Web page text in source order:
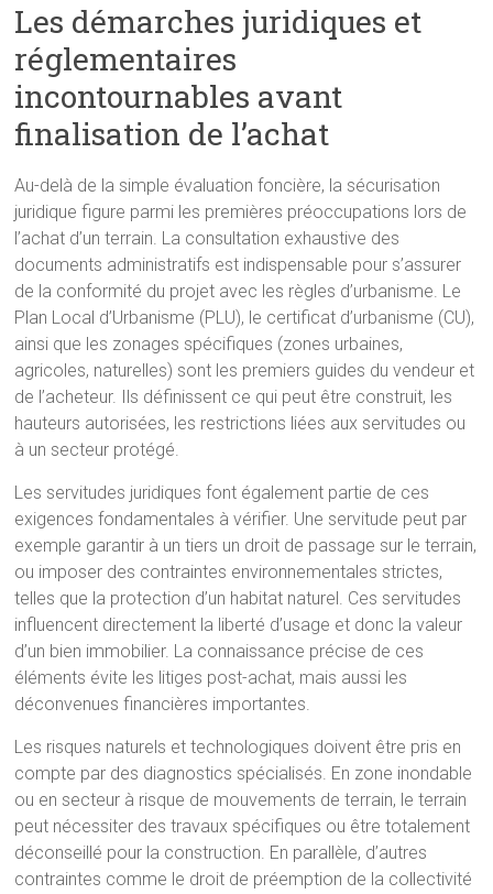
Les démarches juridiques et
réglementaires
incontournables avant
finalisation de l’achat
Au-delà de la simple évaluation foncière, la sécurisation
juridique figure parmi les premières préoccupations lors de
l’achat d’un terrain. La consultation exhaustive des
documents administratifs est indispensable pour s’assurer
de la conformité du projet avec les règles d’urbanisme. Le
Plan Local d’Urbanisme (PLU), le certificat d’urbanisme (CU),
ainsi que les zonages spécifiques (zones urbaines,
agricoles, naturelles) sont les premiers guides du vendeur et
de l’acheteur. Ils définissent ce qui peut être construit, les
hauteurs autorisées, les restrictions liées aux servitudes ou
à un secteur protégé.
Les servitudes juridiques font également partie de ces
exigences fondamentales à vérifier. Une servitude peut par
exemple garantir à un tiers un droit de passage sur le terrain,
ou imposer des contraintes environnementales strictes,
telles que la protection d’un habitat naturel. Ces servitudes
influencent directement la liberté d’usage et donc la valeur
d’un bien immobilier. La connaissance précise de ces
éléments évite les litiges post-achat, mais aussi les
déconvenues financières importantes.
Les risques naturels et technologiques doivent être pris en
compte par des diagnostics spécialisés. En zone inondable
ou en secteur à risque de mouvements de terrain, le terrain
peut nécessiter des travaux spécifiques ou être totalement
déconseillé pour la construction. En parallèle, d’autres
contraintes comme le droit de préemption de la collectivité